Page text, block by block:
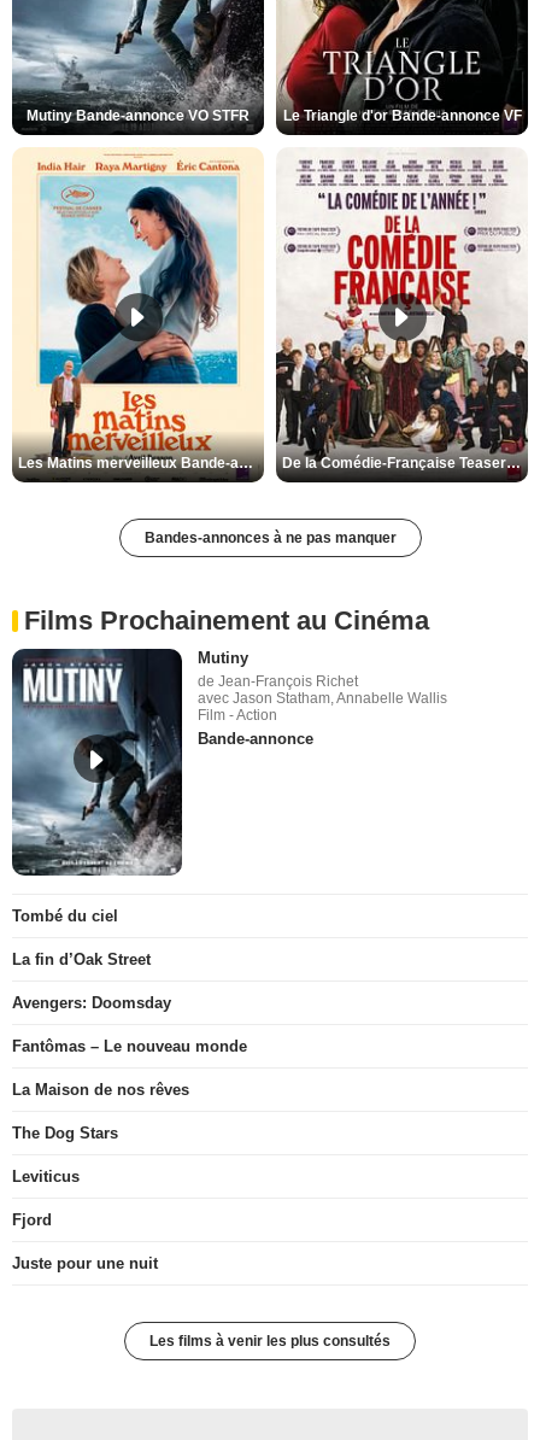
Mutiny Bande-annonce VO STFR Le Triangle d'or Bande-annonce VF
Les Matins merveilleux Bande-annonce VF De la Comédie-Française Teaser VF
Bandes-annonces à ne pas manquer
Films Prochainement au Cinéma
Mutiny
de Jean-François Richet
avec Jason Statham, Annabelle Wallis
Film - Action
Bande-annonce
Tombé du ciel
La fin d’Oak Street
Avengers: Doomsday
Fantômas – Le nouveau monde
La Maison de nos rêves
The Dog Stars
Leviticus
Fjord
Juste pour une nuit
Les films à venir les plus consultés